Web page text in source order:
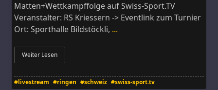
Matten+Wettkampffolge auf Swiss-Sport.TV
Veranstalter: RS Kriessern -> Eventlink zum Turnier
Ort: Sporthalle Bildstöckli, ...
Weiter Lesen
#livestream #ringen #schweiz #swiss-sport.tv